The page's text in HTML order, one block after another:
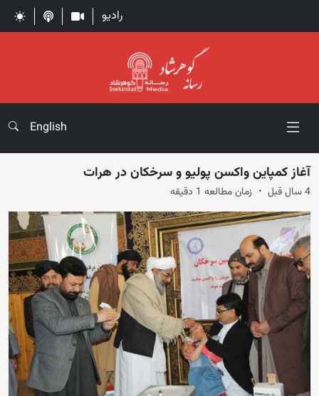
رادیو
English
آغاز کمپاین واکسن پولیو و سرخکان در هرات
4 سال قبل زمان مطالعه 1 دقیقه